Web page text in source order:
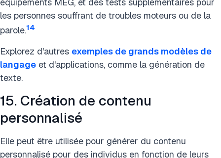
équipements MEG, et des tests supplémentaires pour
les personnes souffrant de troubles moteurs ou de la
parole.14
Explorez d'autres exemples de grands modèles de
langage et d'applications, comme la génération de
texte.
15. Création de contenu
personnalisé
Elle peut être utilisée pour générer du contenu
personnalisé pour des individus en fonction de leurs